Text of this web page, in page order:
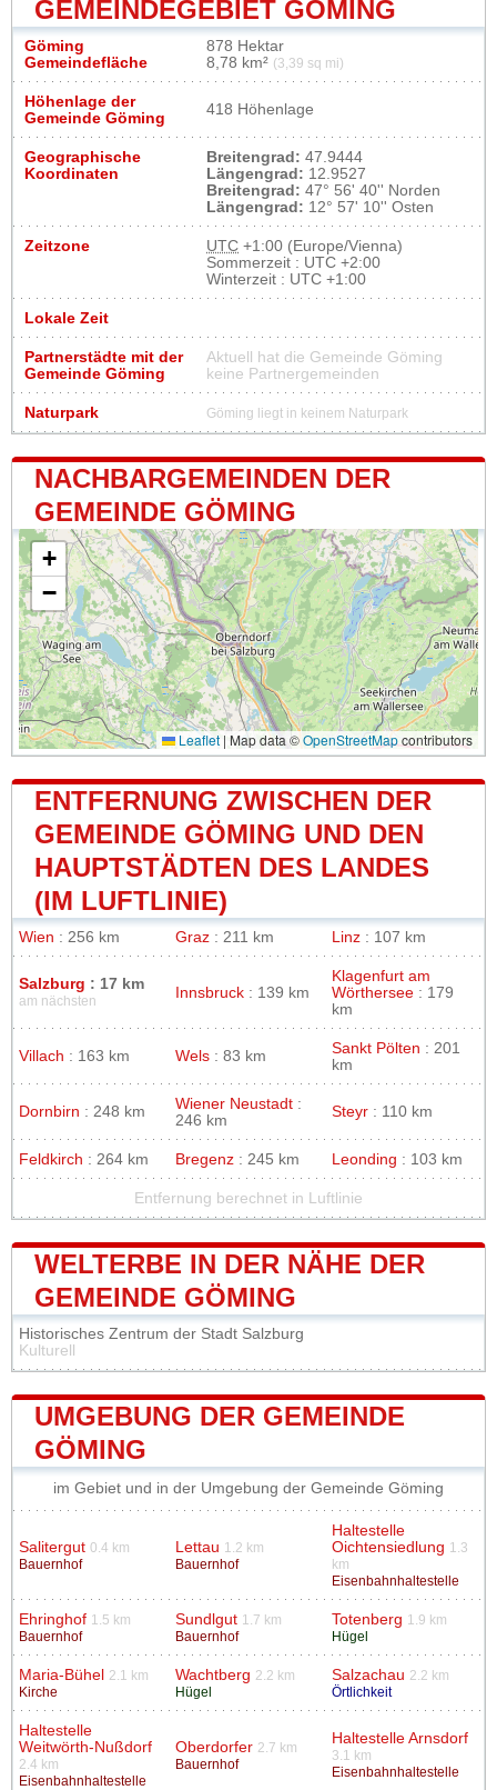
GEMEINDEGEBIET GÖMING
Göming
Gemeindefläche
878 Hektar
8,78 km² (3,39 sq mi)
Höhenlage der
Gemeinde Göming
418 Höhenlage
Geographische
Koordinaten
Breitengrad: 47.9444
Längengrad: 12.9527
Breitengrad: 47° 56' 40'' Norden
Längengrad: 12° 57' 10'' Osten
Zeitzone UTC +1:00 (Europe/Vienna)
Sommerzeit : UTC +2:00
Winterzeit : UTC +1:00
Lokale Zeit
Partnerstädte mit der
Gemeinde Göming
Aktuell hat die Gemeinde Göming
keine Partnergemeinden
Naturpark Göming liegt in keinem Naturpark
NACHBARGEMEINDEN DER
GEMEINDE GÖMING
+
−
Leaflet | Map data ©OpenStreetMapcontributors
ENTFERNUNG ZWISCHEN DER
GEMEINDE GÖMING UND DEN
HAUPTSTÄDTEN DES LANDES
(IM LUFTLINIE)
Wien : 256 km Graz : 211 km Linz : 107 km
Salzburg : 17 km
am nächsten Innsbruck : 139 km
Klagenfurt am
Wörthersee : 179
km
Villach : 163 km Wels : 83 km Sankt Pölten : 201
km
Dornbirn : 248 km Wiener Neustadt :
246 km
Steyr : 110 km
Feldkirch : 264 km Bregenz : 245 km Leonding : 103 km
Entfernung berechnet in Luftlinie
WELTERBE IN DER NÄHE DER
GEMEINDE GÖMING
Historisches Zentrum der Stadt Salzburg
Kulturell
UMGEBUNG DER GEMEINDE
GÖMING
im Gebiet und in der Umgebung der Gemeinde Göming
Salitergut 0.4 km
Bauernhof
Lettau 1.2 km
Bauernhof
Haltestelle
Oichtensiedlung 1.3
km
Eisenbahnhaltestelle
Ehringhof 1.5 km
Bauernhof
Sundlgut 1.7 km
Bauernhof
Totenberg 1.9 km
Hügel
Maria-Bühel
2.1 km
Kirche
Wachtberg 2.2 km
Hügel
Salzachau 2.2 km
Örtlichkeit
Haltestelle
Weitwörth-Nußdorf
2.4 km
Eisenbahnhaltestelle
Oberdorfer 2.7 km
Bauernhof
Haltestelle Arnsdorf
3.1 km
Eisenbahnhaltestelle